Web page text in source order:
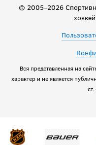
© 2005–2026
Вся представленная на
характер и не является